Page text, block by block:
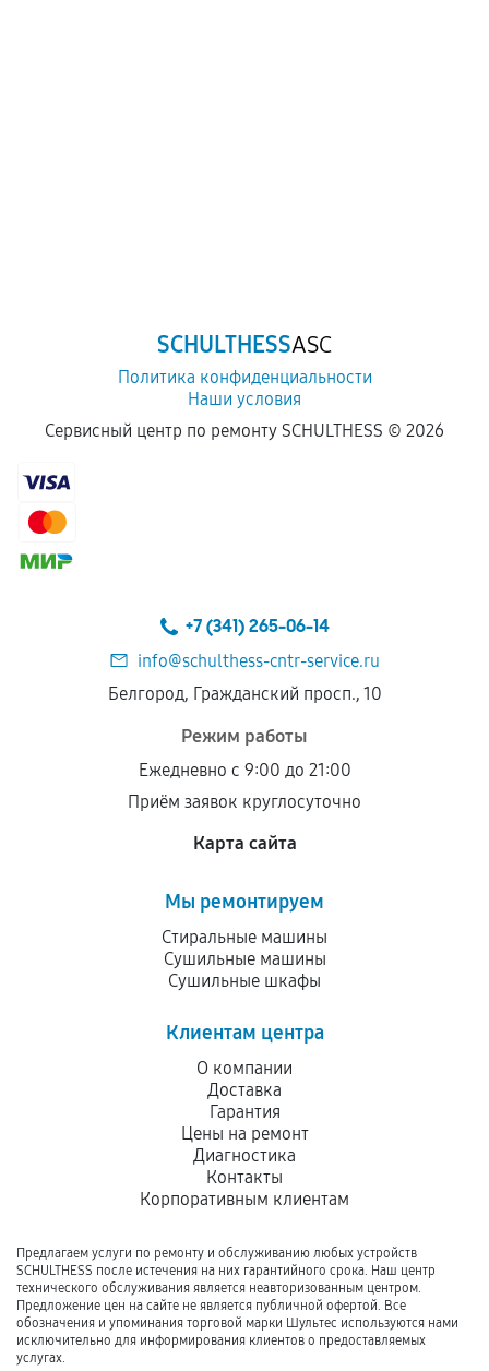
SCHULTHESSASC
Политика конфиденциальности
Наши условия
Сервисный центр по ремонту SCHULTHESS © 2026
+7 (341) 265-06-14
info@schulthess-cntr-service.ru
Белгород, Гражданский просп., 10
Режим работы
Ежедневно с 9:00 до 21:00
Приём заявок круглосуточно
Карта сайта
Мы ремонтируем
Стиральные машины
Сушильные машины
Сушильные шкафы
Клиентам центра
О компании
Доставка
Гарантия
Цены на ремонт
Диагностика
Контакты
Корпоративным клиентам
Предлагаем услуги по ремонту и обслуживанию любых устройств
SCHULTHESS после истечения на них гарантийного срока. Наш центр
технического обслуживания является неавторизованным центром.
Предложение цен на сайте не является публичной офертой. Все
обозначения и упоминания торговой марки Шультес используются нами
исключительно для информирования клиентов о предоставляемых
услугах.